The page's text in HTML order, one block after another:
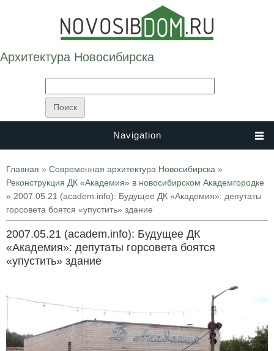
Архитектура Новосибирска
Navigation
Вы здесь
Главная » Современная архитектура Новосибирска »
Реконструкция ДК «Академия» в новосибирском Академгородке
» 2007.05.21 (academ.info): Будущее ДК «Академия»: депутаты
горсовета боятся «упустить» здание
2007.05.21 (academ.info): Будущее ДК
«Академия»: депутаты горсовета боятся
«упустить» здание